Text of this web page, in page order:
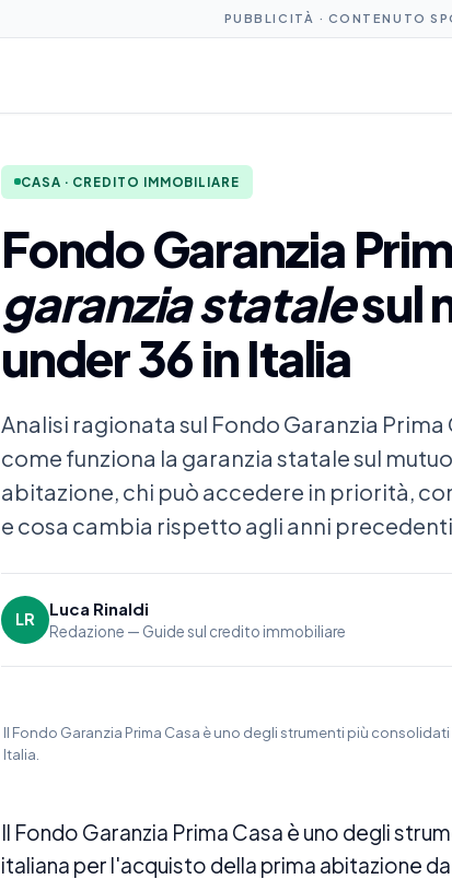
PUBBLICITÀ · CONTENUTO
CASA · CREDITO IMMOBILIARE
Fondo Garanzia
garanzia statalesul
under 36 in Italia
Analisi ragionata sul Fondo Garanzia
come funziona la garanzia statale sul
abitazione, chi può accedere in priorità,
e cosa cambia rispetto agli anni
LR Luca Rinaldi
Redazione — Guide sul credito immobiliare
Il Fondo Garanzia Prima Casa è uno degli strumenti più
Italia.
Il Fondo Garanzia Prima Casa è uno degli
italiana per l'acquisto della prima abitazione